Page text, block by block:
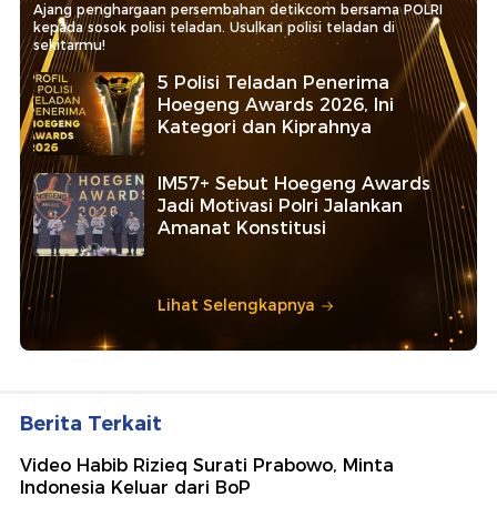
Ajang penghargaan persembahan detikcom bersama POLRI
kepada sosok polisi teladan. Usulkan polisi teladan di
sekitarmu!
5 Polisi Teladan Penerima
Hoegeng Awards 2026, Ini
Kategori dan Kiprahnya
IM57+ Sebut Hoegeng Awards
Jadi Motivasi Polri Jalankan
Amanat Konstitusi
Lihat Selengkapnya
Berita Terkait
Video Habib Rizieq Surati Prabowo, Minta
Indonesia Keluar dari BoP